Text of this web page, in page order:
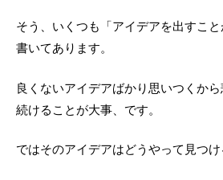
そう、いくつも「アイデアを出すこ
書いてあります。
良くないアイデアばかり思いつくから
続けることが大事、です。
ではそのアイデアはどうやって見つ